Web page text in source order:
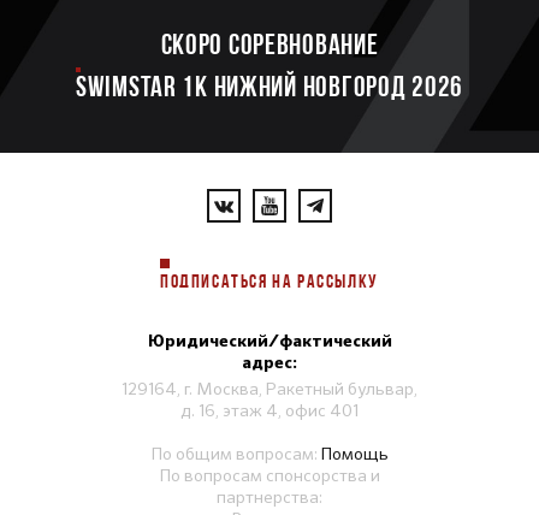
Скоро соревнование
SWIMSTAR 1K НИЖНИЙ НОВГОРОД 2026
ПОДПИСАТЬСЯ НА РАССЫЛКУ
Юридический/фактический
адрес:
129164, г. Москва, Ракетный бульвар,
д. 16, этаж 4, офис 401
По общим вопросам: Помощь
По вопросам спонсорства и
партнерства: